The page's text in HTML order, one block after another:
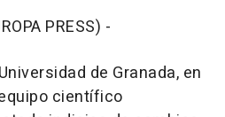
PRESS) -
de Granada, en
científico